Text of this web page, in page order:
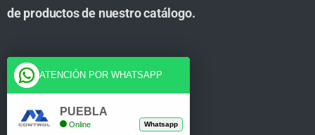
de productos de nuestro catálogo.
Cuenta
Tienda
ATENCIÓN POR WHATSAPP
PUEBLA
Online Whatsapp